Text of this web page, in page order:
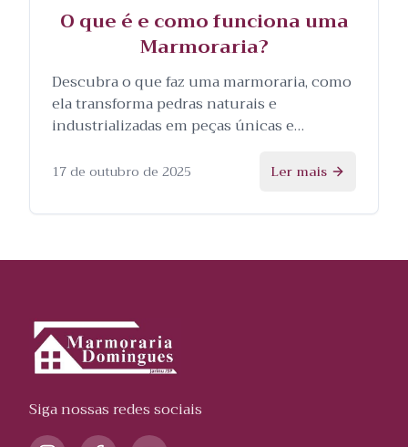
O que é e como funciona uma
Marmoraria?
Descubra o que faz uma marmoraria, como
ela transforma pedras naturais e
industrializadas em peças únicas e
processo.
17 de outubro de 2025 Ler mais
Siga nossas redes sociais